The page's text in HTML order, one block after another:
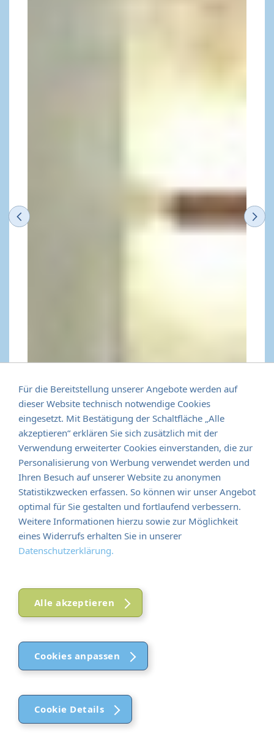
Previous
Für die Bereitstellung unserer Angebote werden auf
dieser Website technisch notwendige Cookies
eingesetzt. Mit Bestätigung der Schaltfläche „Alle
akzeptieren“ erklären Sie sich zusätzlich mit der
Verwendung erweiterter Cookies einverstanden, die zur
Personalisierung von Werbung verwendet werden und
Ihren Besuch auf unserer Website zu anonymen
Statistikzwecken erfassen. So können wir unser Angebot
optimal für Sie gestalten und fortlaufend verbessern.
Weitere Informationen hierzu sowie zur Möglichkeit
eines Widerrufs erhalten Sie in unserer
Datenschutzerklärung.
Alle akzeptieren
Cookies anpassen
Cookie Details